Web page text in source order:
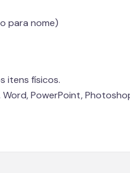
para nome)
itens físicos.
PowerPoint,